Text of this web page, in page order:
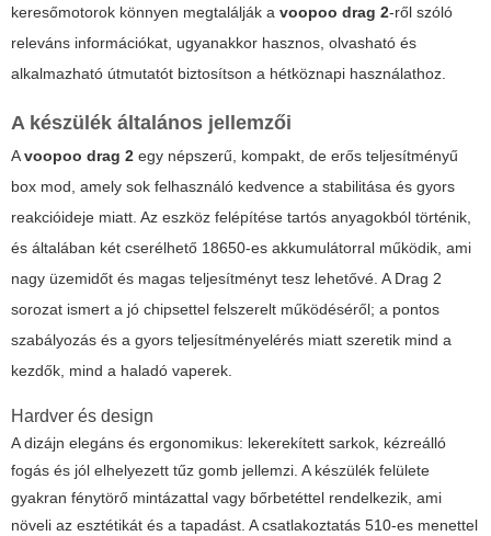
keresőmotorok könnyen megtalálják a voopoo drag 2-ről szóló
releváns információkat, ugyanakkor hasznos, olvasható és
alkalmazható útmutatót biztosítson a hétköznapi használathoz.
A készülék általános jellemzői
Avoopoo drag 2 egy népszerű, kompakt, de erős teljesítményű
box mod, amely sok felhasználó kedvence a stabilitása és gyors
reakcióideje miatt. Az eszköz felépítése tartós anyagokból történik,
és általában két cserélhető 18650-es akkumulátorral működik, ami
nagy üzemidőt és magas teljesítményt tesz lehetővé. A Drag 2
sorozat ismert a jó chipsettel felszerelt működéséről; a pontos
szabályozás és a gyors teljesítményelérés miatt szeretik mind a
kezdők, mind a haladó vaperek.
Hardver és design
A dizájn elegáns és ergonomikus: lekerekített sarkok, kézreálló
fogás és jól elhelyezett tűz gomb jellemzi. A készülék felülete
gyakran fénytörő mintázattal vagy bőrbetéttel rendelkezik, ami
növeli az esztétikát és a tapadást. A csatlakoztatás 510-es menettel